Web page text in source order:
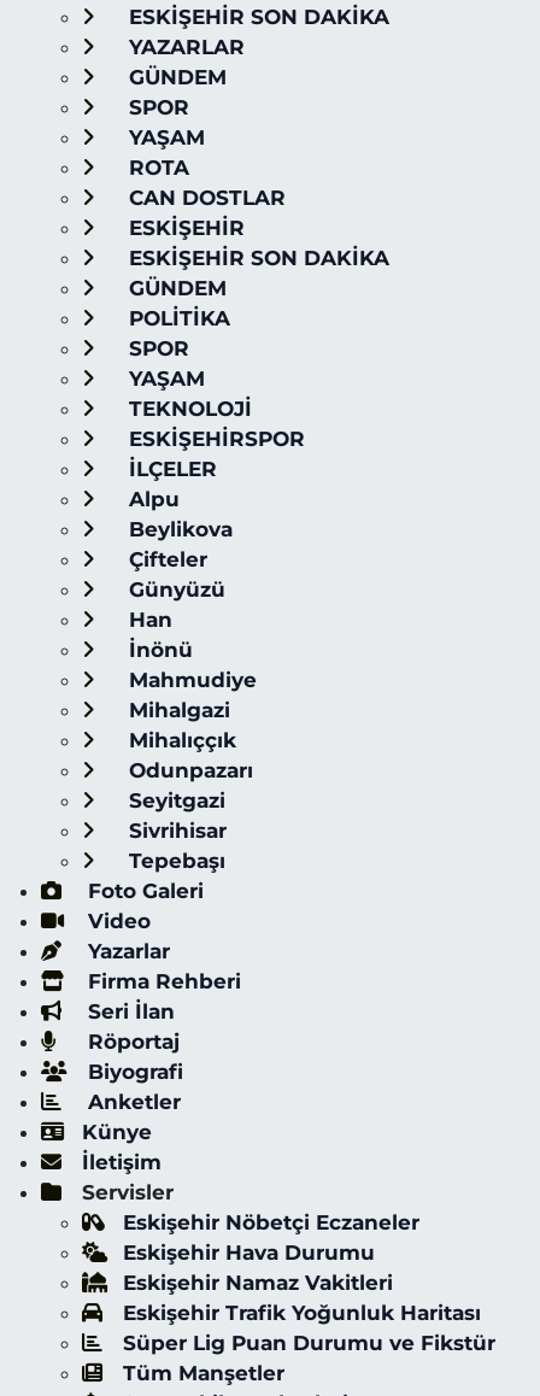
ESKİŞEHİR SON DAKİKA
YAZARLAR
GÜNDEM
SPOR
YAŞAM
ROTA
CAN DOSTLAR
ESKİŞEHİR
ESKİŞEHİR SON DAKİKA
GÜNDEM
POLİTİKA
SPOR
YAŞAM
TEKNOLOJİ
ESKİŞEHİRSPOR
İLÇELER
Alpu
Beylikova
Çifteler
Günyüzü
Han
İnönü
Mahmudiye
Mihalgazi
Mihalıççık
Odunpazarı
Seyitgazi
Sivrihisar
Tepebaşı
Foto Galeri
Video
Yazarlar
Firma Rehberi
Seri İlan
Röportaj
Biyografi
Anketler
Künye
İletişim
Servisler
Eskişehir Nöbetçi Eczaneler
Eskişehir Hava Durumu
Eskişehir Namaz Vakitleri
Eskişehir Trafik Yoğunluk Haritası
Süper Lig Puan Durumu ve Fikstür
Tüm Manşetler